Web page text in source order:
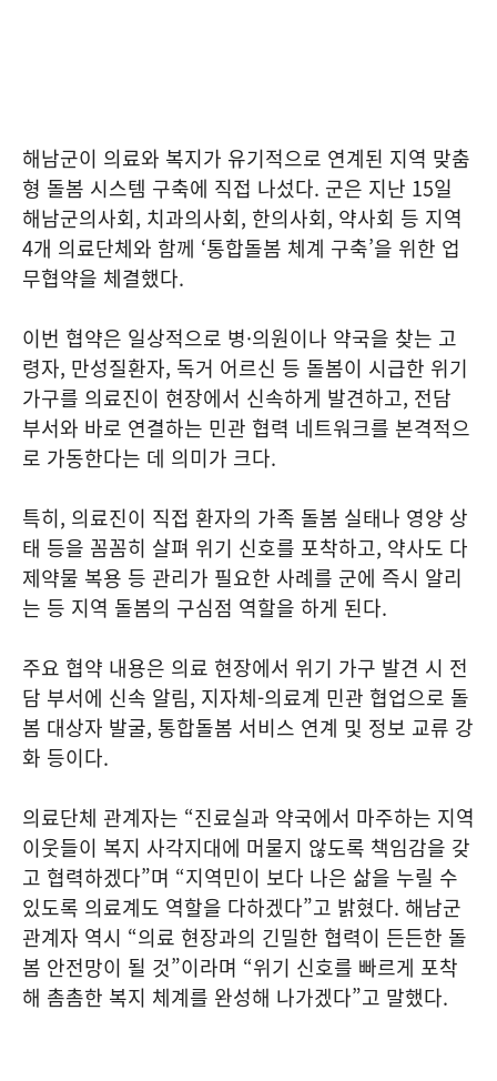
해남군이 의료와 복지가 유기적으로 연계된 지역 맞춤
형 돌봄 시스템 구축에 직접 나섰다. 군은 지난 15일
해남군의사회, 치과의사회, 한의사회, 약사회 등 지역
4개 의료단체와 함께 ‘통합돌봄 체계 구축’을 위한 업
무협약을 체결했다.
이번 협약은 일상적으로 병·의원이나 약국을 찾는 고
령자, 만성질환자, 독거 어르신 등 돌봄이 시급한 위기
가구를 의료진이 현장에서 신속하게 발견하고, 전담
부서와 바로 연결하는 민관 협력 네트워크를 본격적으
로 가동한다는 데 의미가 크다.
특히, 의료진이 직접 환자의 가족 돌봄 실태나 영양 상
태 등을 꼼꼼히 살펴 위기 신호를 포착하고, 약사도 다
제약물 복용 등 관리가 필요한 사례를 군에 즉시 알리
는 등 지역 돌봄의 구심점 역할을 하게 된다.
주요 협약 내용은 의료 현장에서 위기 가구 발견 시 전
담 부서에 신속 알림, 지자체-의료계 민관 협업으로 돌
봄 대상자 발굴, 통합돌봄 서비스 연계 및 정보 교류 강
화 등이다.
의료단체 관계자는 “진료실과 약국에서 마주하는 지역
이웃들이 복지 사각지대에 머물지 않도록 책임감을 갖
고 협력하겠다”며 “지역민이 보다 나은 삶을 누릴 수
있도록 의료계도 역할을 다하겠다”고 밝혔다. 해남군
관계자 역시 “의료 현장과의 긴밀한 협력이 든든한 돌
봄 안전망이 될 것”이라며 “위기 신호를 빠르게 포착
해 촘촘한 복지 체계를 완성해 나가겠다”고 말했다.